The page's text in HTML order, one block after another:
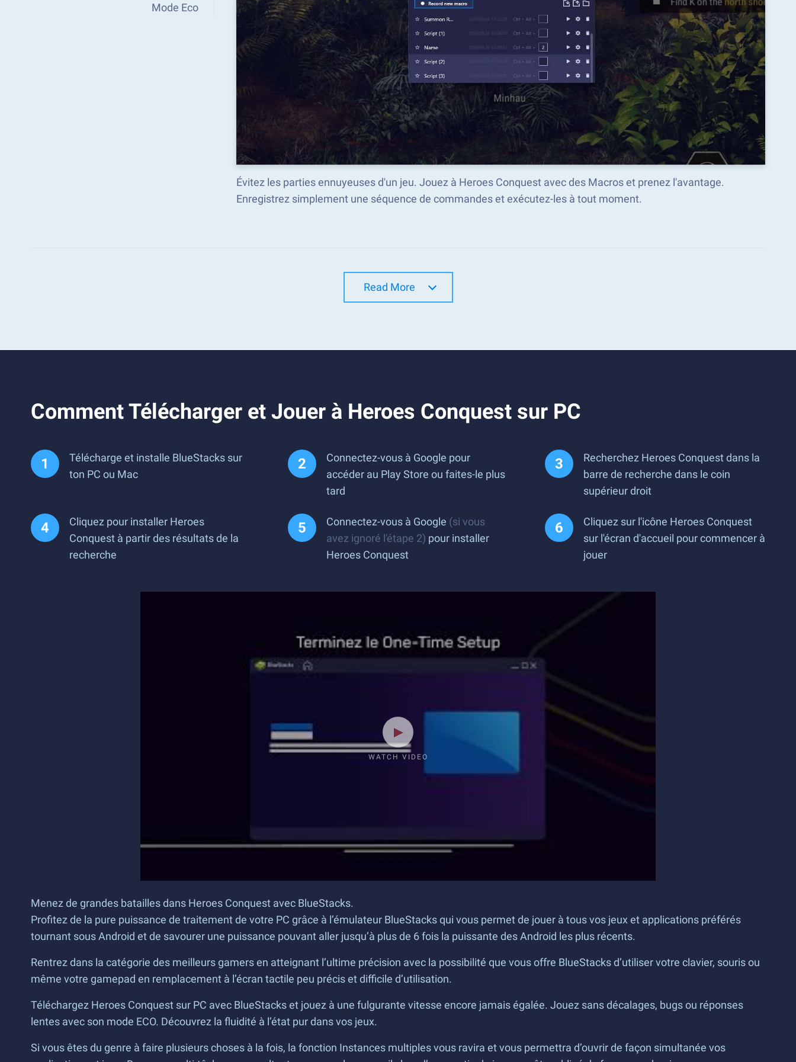
Mode Eco
Évitez les parties ennuyeuses d'un jeu. Jouez à Heroes Conquest avec des Macros et prenez l'avantage.
Enregistrez simplement une séquence de commandes et exécutez-les à tout moment.
Read More
Comment Télécharger et Jouer à Heroes Conquest sur PC
Télécharge et installe BlueStacks sur
ton PC ou Mac
Connectez-vous à Google pour
accéder au Play Store ou faites-le plus
tard
Recherchez Heroes Conquest dans la
barre de recherche dans le coin
supérieur droit
Cliquez pour installer Heroes
Conquest à partir des résultats de la
recherche
Connectez-vous à Google (si vous
avez ignoré l'étape 2) pour installer
Heroes Conquest
Cliquez sur l'icône Heroes Conquest
sur l'écran d'accueil pour commencer à
jouer
WATCH VIDEO
Menez de grandes batailles dans Heroes Conquest avec BlueStacks.
Profitez de la pure puissance de traitement de votre PC grâce à l’émulateur BlueStacks qui vous permet de jouer à tous vos jeux et applications préférés
tournant sous Android et de savourer une puissance pouvant aller jusqu’à plus de 6 fois la puissante des Android les plus récents.
Rentrez dans la catégorie des meilleurs gamers en atteignant l’ultime précision avec la possibilité que vous offre BlueStacks d’utiliser votre clavier, souris ou
même votre gamepad en remplacement à l’écran tactile peu précis et difficile d’utilisation.
Téléchargez Heroes Conquest sur PC avec BlueStacks et jouez à une fulgurante vitesse encore jamais égalée. Jouez sans décalages, bugs ou réponses
lentes avec son mode ECO. Découvrez la fluidité à l’état pur dans vos jeux.
Si vous êtes du genre à faire plusieurs choses à la fois, la fonction Instances multiples vous ravira et vous permettra d’ouvrir de façon simultanée vos